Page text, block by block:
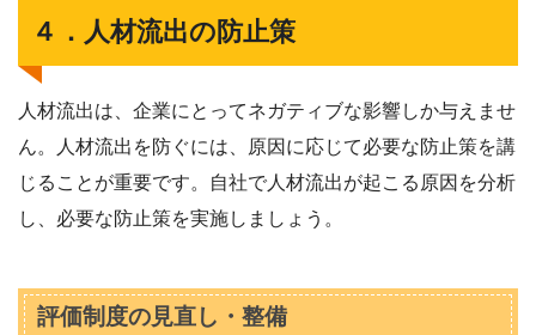
４．人材流出の防止策
人材流出は、企業にとってネガティブな影響しか与えませ
ん。人材流出を防ぐには、原因に応じて必要な防止策を講
じることが重要です。自社で人材流出が起こる原因を分析
し、必要な防止策を実施しましょう。
評価制度の見直し・整備